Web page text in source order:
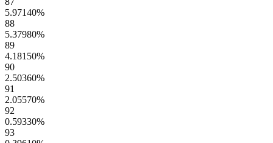
5.97140%
88
5.37980%
89
4.18150%
90
2.50360%
91
2.05570%
92
0.59330%
93